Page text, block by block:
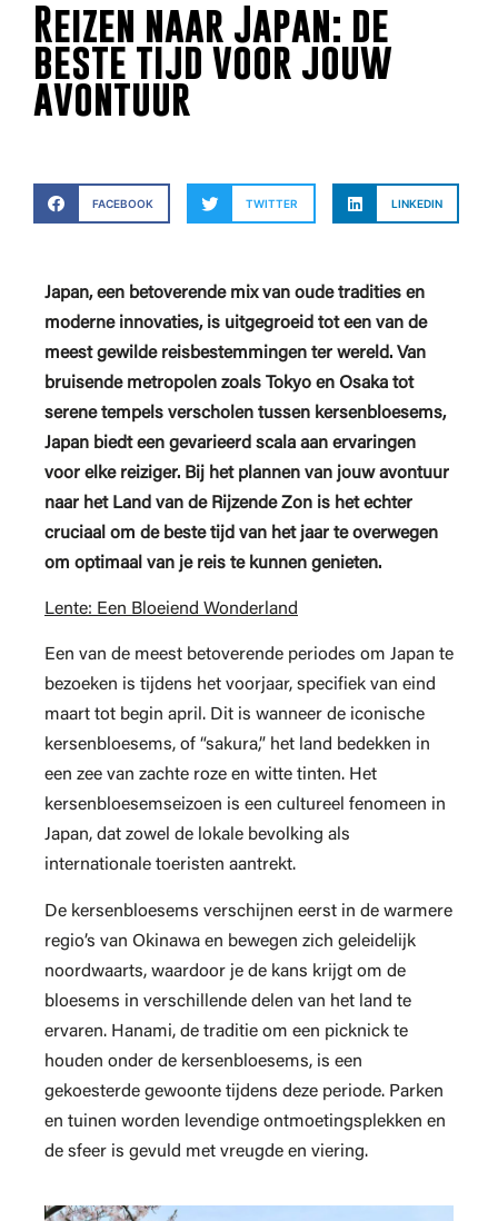
Reizen naar Japan: de
beste tijd voor jouw
avontuur
FACEBOOK TWITTER LINKEDIN
Japan, een betoverende mix van oude tradities en
moderne innovaties, is uitgegroeid tot een van de
meest gewilde reisbestemmingen ter wereld. Van
bruisende metropolen zoals Tokyo en Osaka tot
serene tempels verscholen tussen kersenbloesems,
Japan biedt een gevarieerd scala aan ervaringen
voor elke reiziger. Bij het plannen van jouw avontuur
naar het Land van de Rijzende Zon is het echter
cruciaal om de beste tijd van het jaar te overwegen
om optimaal van je reis te kunnen genieten.
Lente: Een Bloeiend Wonderland
Een van de meest betoverende periodes om Japan te
bezoeken is tijdens het voorjaar, specifiek van eind
maart tot begin april. Dit is wanneer de iconische
kersenbloesems, of “sakura,” het land bedekken in
een zee van zachte roze en witte tinten. Het
kersenbloesemseizoen is een cultureel fenomeen in
Japan, dat zowel de lokale bevolking als
internationale toeristen aantrekt.
De kersenbloesems verschijnen eerst in de warmere
regio’s van Okinawa en bewegen zich geleidelijk
noordwaarts, waardoor je de kans krijgt om de
bloesems in verschillende delen van het land te
ervaren. Hanami, de traditie om een picknick te
houden onder de kersenbloesems, is een
gekoesterde gewoonte tijdens deze periode. Parken
en tuinen worden levendige ontmoetingsplekken en
de sfeer is gevuld met vreugde en viering.